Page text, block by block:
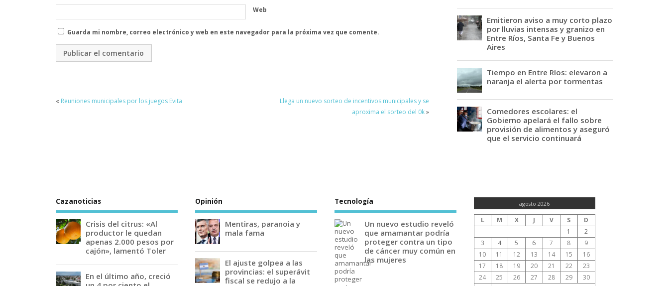
Web
Guarda mi nombre, correo electrónico y web en este navegador para la próxima vez que comente.
« Reuniones municipales por los juegos Evita
Llega un nuevo sorteo de incentivos municipales y se
aproxima el sorteo del 0k»
Emitieron aviso a muy corto plazo
por lluvias intensas y granizo en
Entre Ríos, Santa Fe y Buenos
Aires
Tiempo en Entre Ríos: elevaron a
naranja el alerta por tormentas
Comedores escolares: el
Gobierno apelará el fallo sobre
provisión de alimentos y aseguró
que el servicio continuará
Cazanoticias
Crisis del citrus: «Al
productor le quedan
apenas 2.000 pesos por
cajón», lamentó Toler
En el último año, creció
Opinión
Mentiras, paranoia y
mala fama
El ajuste golpea a las
provincias: el superávit
fiscal se redujo a la
Tecnología
Un nuevo estudio reveló
que amamantar podría
proteger contra un tipo
de cáncer muy común en
las mujeres
agosto 2026
L M X J V S
D
1
2
3
4 5 6 7 8
9
10
11 12 13 14 15
16
17
18 19 20 21 22
23
24
25 26 27 28 29
30